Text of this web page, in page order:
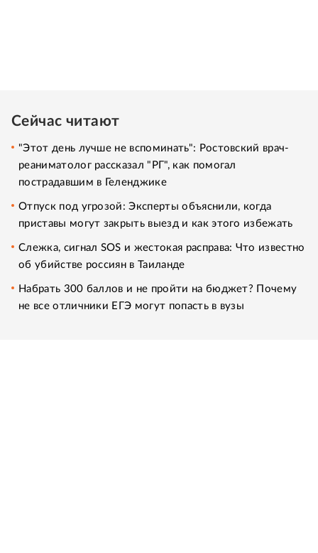
Сейчас читают
"Этот день лучше не вспоминать": Ростовский врач-
реаниматолог рассказал "РГ", как помогал
пострадавшим в Геленджике
Отпуск под угрозой: Эксперты объяснили, когда
приставы могут закрыть выезд и как этого избежать
Слежка, сигнал SOS и жестокая расправа: Что известно
об убийстве россиян в Таиланде
Набрать 300 баллов и не пройти на бюджет? Почему
не все отличники ЕГЭ могут попасть в вузы